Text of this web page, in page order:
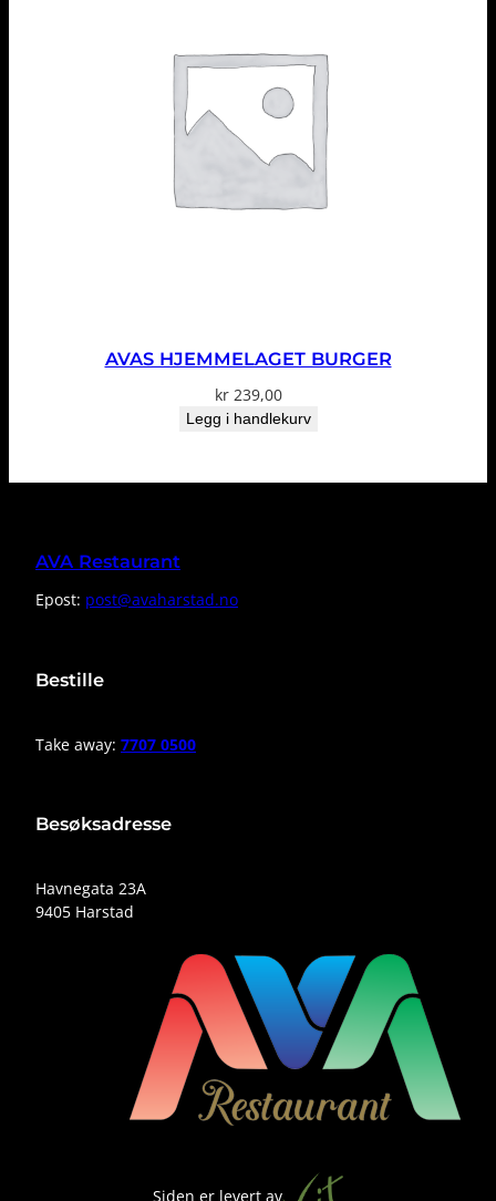
AVAS HJEMMELAGET BURGER
kr239,00
Legg i handlekurv
AVA Restaurant
Epost: post@avaharstad.no
Bestille
Take away: 7707 0500
Besøksadresse
Havnegata 23A
9405 Harstad
Siden er levert av